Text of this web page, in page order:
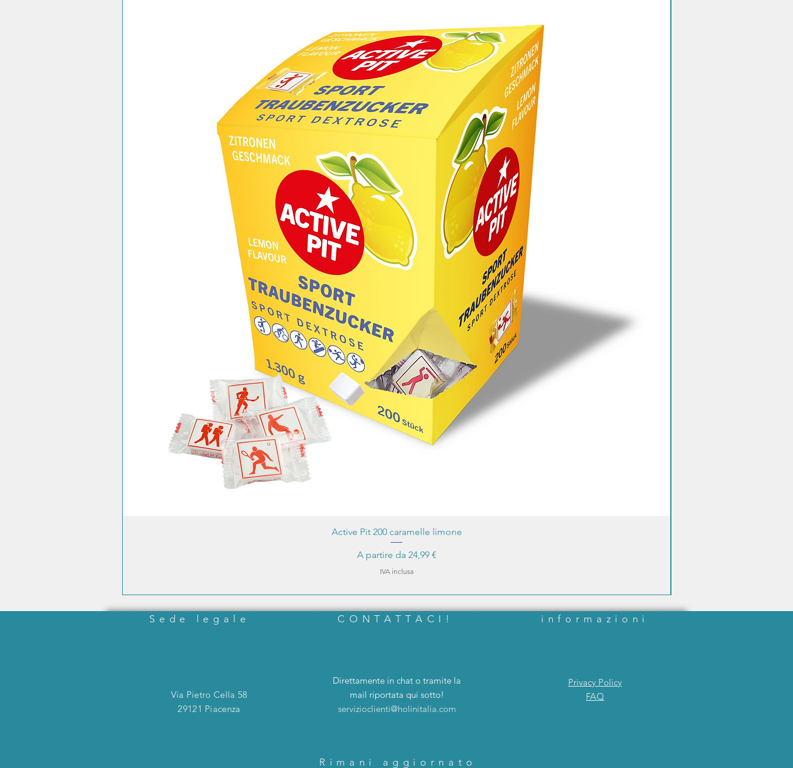
Active Pit 200 caramelle limone
A partire da 24,99 €
Prezzo scontato
IVA inclusa
Sede legale CONTATTACI! informazioni
Via Pietro Cella 58
29121 Piacenza
Direttamente in chat o tramite la
mail riportata qui sotto!
servizioclienti@holinitalia.com
Privacy Policy
FAQ
Rimani aggiornato